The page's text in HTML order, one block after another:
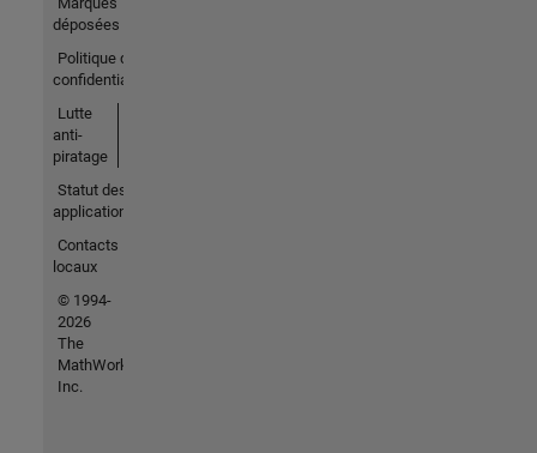
déposées
Politique de
confidentialité
Lutte
anti-
piratage
Statut des
applications
Contacts
locaux
© 1994-
2026
The
MathWorks,
Inc.